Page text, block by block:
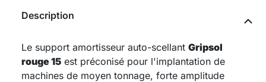
Description
Le support amortisseur auto-scellant Gripsol
rouge 15 est préconisé pour l'implantation de
machines de moyen tonnage, forte amplitude